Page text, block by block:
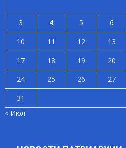
3
4 5 6
10
11 12 13
17
18 19 20
24
25 26 27
31
« Июл